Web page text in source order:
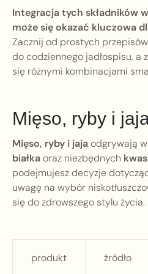
Integracja tych składników
może się okazać kluczowa
Zacznij od prostych
do codziennego jadłospisu, a
się różnymi kombinacjami
Mięso, ryby i
Mięso, ryby i jajaodgrywają
białkaoraz niezbędnych
podejmujesz decyzje
uwagę na wybór
się do zdrowszego stylu życia.
produkt źródło